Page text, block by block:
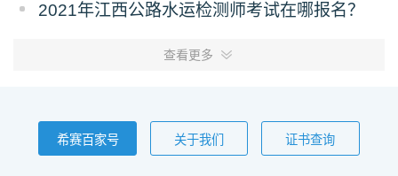
2021年江西公路水运检测师考试在哪报名？
查看更多
希赛百家号 关于我们 证书查询